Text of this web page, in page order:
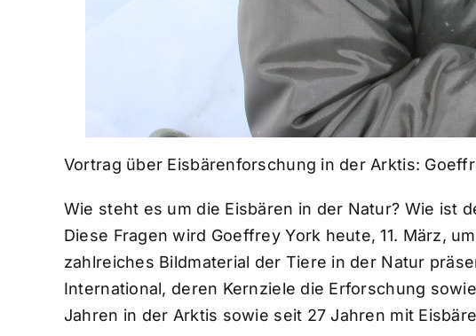
Vortrag über Eisbärenforschung in der Arktis:
Wie steht es um die Eisbären in der Natur? Wie ist
Diese Fragen wird Goeffrey York heute, 11. März,
zahlreiches Bildmaterial der Tiere in der Natur
International, deren Kernziele die Erforschung
Jahren in der Arktis sowie seit 27 Jahren mit